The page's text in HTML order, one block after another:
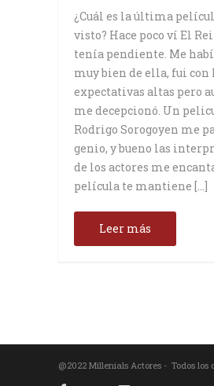
¿Cuál es la última
visto? Hace poco ví El
tenía pendiente. Me
muy bien de ella, fui con
expectativas altas pero
me decepcionó. Un
Rodrigo Sorogoyen me
genio, y bueno las
de los actores me
película te mantiene […]
Leer más
@2022 Millenials Actores - Todos los